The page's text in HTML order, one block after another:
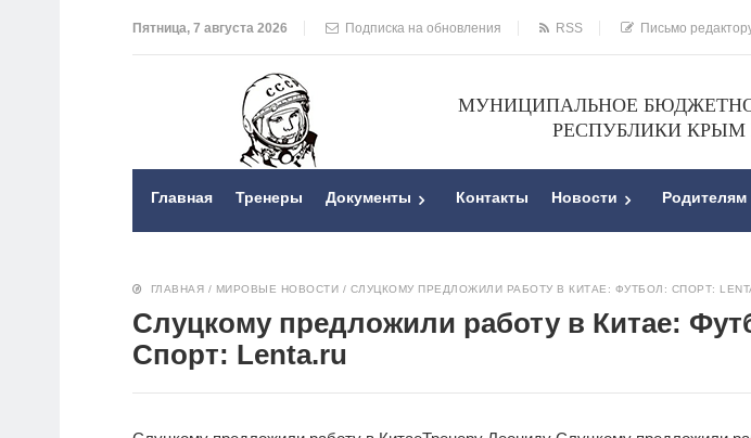
Пятница, 7 августа 2026 Подписка на обновления RSS Письмо
МУНИЦИПАЛЬНОЕ
РЕСПУБЛИКИ
Главная Тренеры Документы Контакты Новости Родителям
ГЛАВНАЯ / МИРОВЫЕ НОВОСТИ / СЛУЦКОМУ ПРЕДЛОЖИЛИ РАБОТУ В КИТАЕ: ФУТБОЛ: СПОРТ:
Слуцкому предложили работу в Китае:
Спорт: Lenta.ru